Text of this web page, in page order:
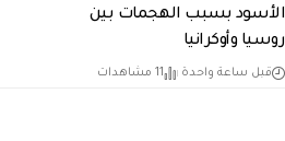
الأسود بسبب الهجمات بين
روسيا وأوكرانيا
قبل ساعة واحدة 11 مشاهدات